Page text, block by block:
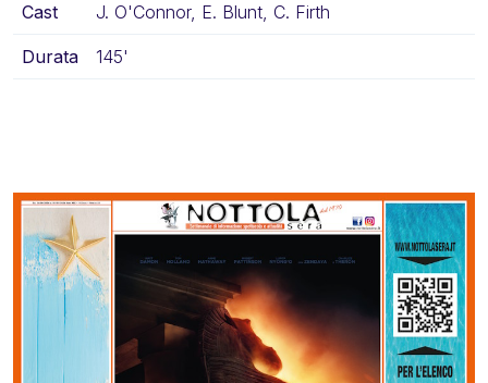
Cast J. O'Connor, E. Blunt, C. Firth
Durata 145'